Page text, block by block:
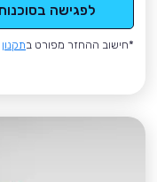
לפגישה
*חישוב ההחזר מפורט בתקנון